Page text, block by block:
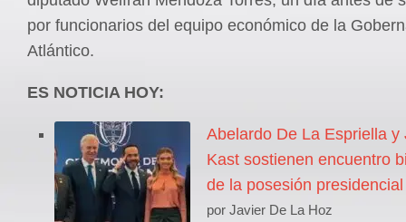
por funcionarios del equipo económico de la
Atlántico.
ES NOTICIA HOY:
Abelardo De La Espriella y
Kast sostienen encuentro
de la posesión presidencial
por Javier De La Hoz